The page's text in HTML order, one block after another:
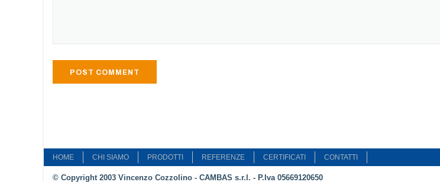
HOME CHI SIAMO PRODOTTI REFERENZE CERTIFICATI CONTATTI
© Copyright 2003 Vincenzo Cozzolino - CAMBAS s.r.l. - P.Iva 05669120650